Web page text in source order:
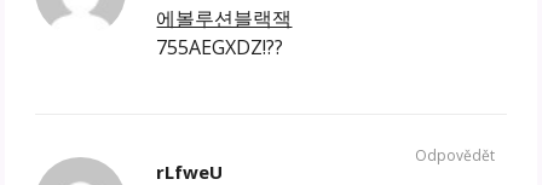
에볼루션블랙잭
755AEGXDZ!??
rLfweU
Odpovědět